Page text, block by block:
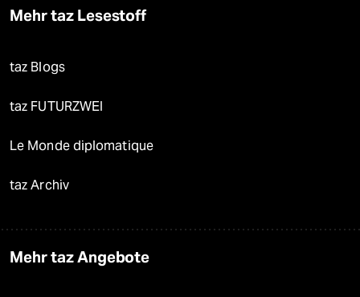
Mehr taz Lesestoff
taz Blogs
taz FUTURZWEI
Le Monde diplomatique
taz Archiv
Mehr taz Angebote